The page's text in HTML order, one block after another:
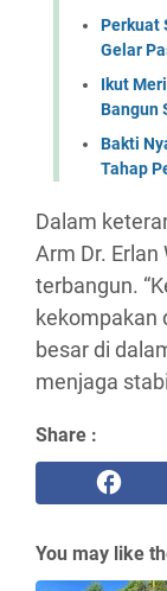
Perkuat
Gelar
Ikut
Bangun
Bakti
Tahap
Dalam
Arm Dr.
terbangun.
kekompakan
besar di
menjaga
Share :
You may like